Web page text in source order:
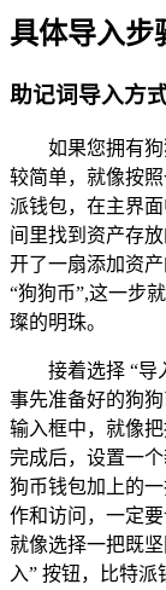
具体导入步
助记词导入方
如果您拥有
较简单，就像按
派钱包，在主界
间里找到资产存
开了一扇添加资
“狗狗币”,这一步
璨的明珠。
接着选择 “导
事先准备好的狗
输入框中，就像
完成后，设置一
狗币钱包加上的
作和访问，一定
就像选择一把既
入” 按钮，比特